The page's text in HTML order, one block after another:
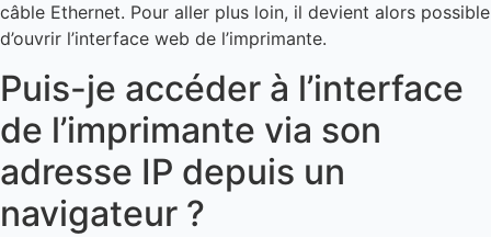
câble Ethernet. Pour aller plus loin, il devient alors possible
d’ouvrir l’interface web de l’imprimante.
Puis-je accéder à l’interface
de l’imprimante via son
adresse IP depuis un
navigateur ?